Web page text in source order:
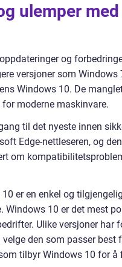
ulemper
og
versjoner som
Windows 10. De
moderne maskinvare.
til det nyeste innen
Edge-nettleseren, og
om
er en enkel og
Windows 10 er det mest
Ulike versjoner har
den som passer
tilbyr Windows 10 for å